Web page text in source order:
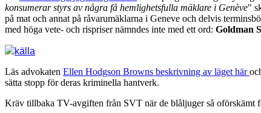
konsumerar styrs av några få hemlighetsfulla mäklare i Genève"
på mat och annat på råvarumäklarna i Geneve och delvis
med höga vete- och rispriser nämndes inte med ett ord: Goldman
källa
Läs advokaten Ellen Hodgson Browns beskrivning av läget här
sätta stopp för deras kriminella hantverk.
Kräv tillbaka TV-avgiften från SVT när de blåljuger så oförskämt